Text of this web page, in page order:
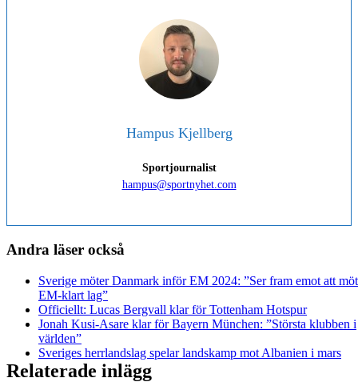
Hampus Kjellberg
Sportjournalist
hampus@sportnyhet.com
Andra läser också
Sverige möter Danmark inför EM 2024: ”Ser fram emot att
EM-klart lag”
Officiellt: Lucas Bergvall klar för Tottenham Hotspur
Jonah Kusi-Asare klar för Bayern München: ”Största klubben i
världen”
Sveriges herrlandslag spelar landskamp mot Albanien i mars
Relaterade inlägg